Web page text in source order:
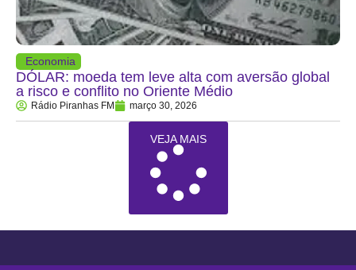
Economia
DÓLAR: moeda tem leve alta com aversão global
a risco e conflito no Oriente Médio
Rádio Piranhas FM março 30, 2026
VEJA MAIS